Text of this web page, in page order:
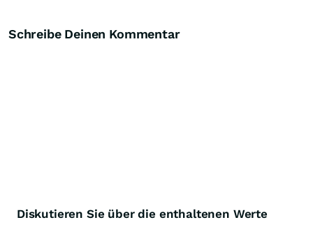
Schreibe Deinen Kommentar
Diskutieren Sie über die enthaltenen Werte